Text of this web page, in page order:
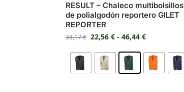
RESULT – Chaleco multibolsillos
de polialgodón reportero GILET
REPORTER
33,17€ 22,56 € - 46,44 €